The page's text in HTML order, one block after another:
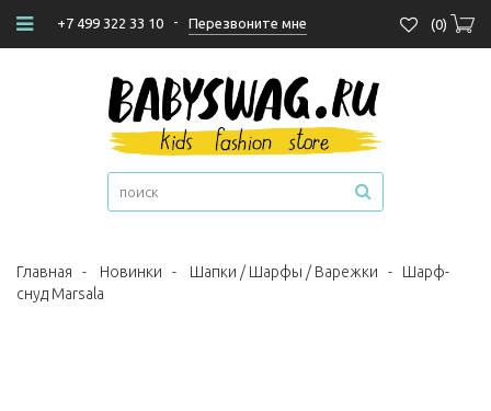
+7 499 322 33 10 - Перезвоните мне (0)
Главная - Новинки - Шапки / Шарфы / Варежки - Шарф-
снуд Marsala